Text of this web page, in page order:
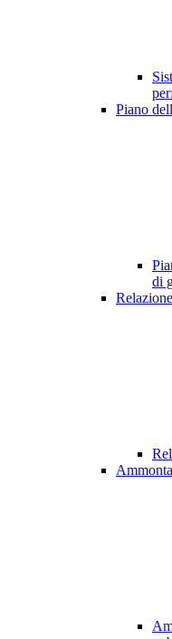
Piano
di